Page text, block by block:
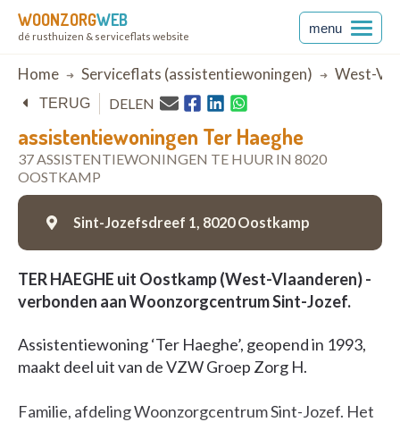
WOONZORGWEB
dé rusthuizen & serviceflats website
menu
Breadcrumb
Home Serviceflats (assistentiewoningen) West-
assistentiewoningen Ter Haeghe
37 ASSISTENTIEWONINGEN TE HUUR IN 8020
OOSTKAMP
TERUG DELEN
Sint-Jozefsdreef 1, 8020 Oostkamp
TER HAEGHE uit Oostkamp (West-Vlaanderen) -
verbonden aan Woonzorgcentrum Sint-Jozef.
Assistentiewoning ‘Ter Haeghe’, geopend in 1993,
maakt deel uit van de VZW Groep Zorg H.
Familie, afdeling Woonzorgcentrum Sint-Jozef. Het